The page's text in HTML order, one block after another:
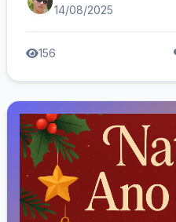
14/08/2025
156